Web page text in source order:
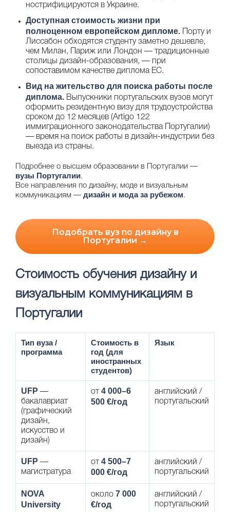
нострифицируются в Украине.
Доступная стоимость жизни при
полноценном европейском дипломе. Порту и
Лиссабон обходятся студенту заметно дешевле,
чем Милан, Париж или Лондон — традиционные
столицы дизайн-образования, — при
сопоставимом качестве диплома ЕС.
Вид на жительство для поиска работы после
диплома. Выпускники португальских вузов могут
оформить резидентную визу для трудоустройства
сроком до 12 месяцев (Artigo 122
иммиграционного законодательства Португалии)
— время на поиск работы в дизайн-индустрии без
выезда из страны.
Подробнее о высшем образовании в Португалии —
вузы Португалии.
Все направления по дизайну, моде и визуальным
коммуникациям — дизайн и мода за рубежом.
Подобрать вуз по дизайну в
Португалии →
Стоимость обучения дизайну и
визуальным коммуникациям в
Португалии
Тип вуза /
программа
Стоимость в
год (для
иностранных
студентов)
Язык
UFP —
бакалавриат
(графический
дизайн,
искусство и
дизайн)
от 4 000–6
500 €/год
английский /
португальский
UFP —
магистратура
от 4 500–7
000 €/год
английский /
португальский
NOVA
University
около 7 000
€/год
английский /
португальский